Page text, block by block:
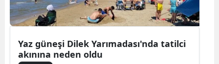
Yaz güneşi Dilek Yarımadası'nda tatilci
akınına neden oldu